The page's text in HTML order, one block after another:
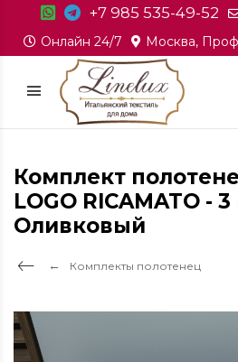
+7 985 535-49-52
Онлайн 24/7
Москва,
Комплект
LOGO RICAMATO -
Оливковый
Комплекты полотенец